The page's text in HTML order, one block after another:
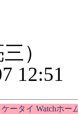
）
12:51
ケータイ Watchホー